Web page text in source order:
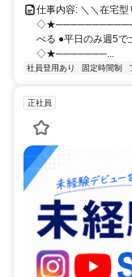
仕事内容: ＼＼在宅型
べる ●平日のみ週5
◇★───────...
社員登用あり 固定時間制
正社員